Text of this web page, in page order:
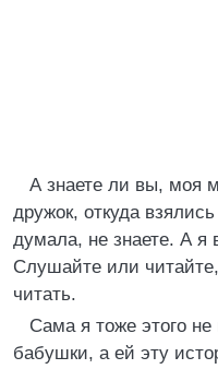
А знаете ли вы, моя
дружок, откуда
думала, не знаете. А я
Слушайте или
читать.
Сама я тоже этого
бабушки, а ей эту